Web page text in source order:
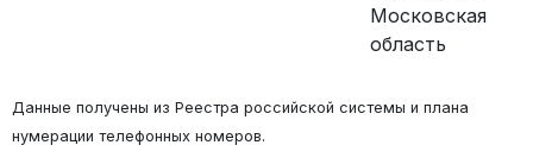
Московская
область
Данные получены из Реестра российской системы и плана
нумерации телефонных номеров.